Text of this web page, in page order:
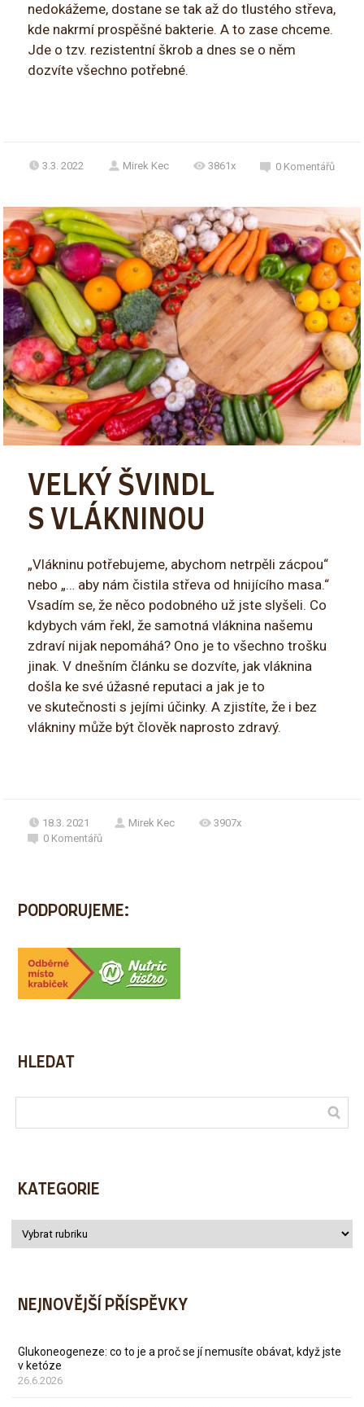
nedokážeme, dostane se tak až do tlustého střeva,
kde nakrmí prospěšné bakterie. A to zase chceme.
Jde o tzv. rezistentní škrob a dnes se o něm
dozvíte všechno potřebné.
3.3. 2022 Mirek Kec 3861x 0 Komentářů
VELKÝ ŠVINDL
S VLÁKNINOU
„Vlákninu potřebujeme, abychom netrpěli zácpou“
nebo „… aby nám čistila střeva od hnijícího masa.“
Vsadím se, že něco podobného už jste slyšeli. Co
kdybych vám řekl, že samotná vláknina našemu
zdraví nijak nepomáhá? Ono je to všechno trošku
jinak. V dnešním článku se dozvíte, jak vláknina
došla ke své úžasné reputaci a jak je to
ve skutečnosti s jejími účinky. A zjistíte, že i bez
vlákniny může být člověk naprosto zdravý.
18.3. 2021 Mirek Kec
3907x
0 Komentářů
PODPORUJEME:
HLEDAT
KATEGORIE
NEJNOVĚJŠÍ PŘÍSPĚVKY
Glukoneogeneze: co to je a proč se jí nemusíte obávat, když jste
v ketóze
26.6.2026